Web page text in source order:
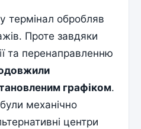
термінал обробляв
Проте завдяки
та перенаправленню
графіком.
механічно
центри